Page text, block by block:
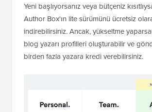
Yeni başlıyorsanız veya bütçeniz
Author Box'ın lite sürümünü ücretsiz
indirebilirsiniz. Ancak, yükseltme
blog yazarı profilleri oluşturabilir ve
birden fazla yazara kredi verebilirsiniz.